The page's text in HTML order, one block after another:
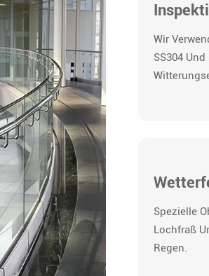
Wir
SS304
Spezielle
Lochfraß
Regen.